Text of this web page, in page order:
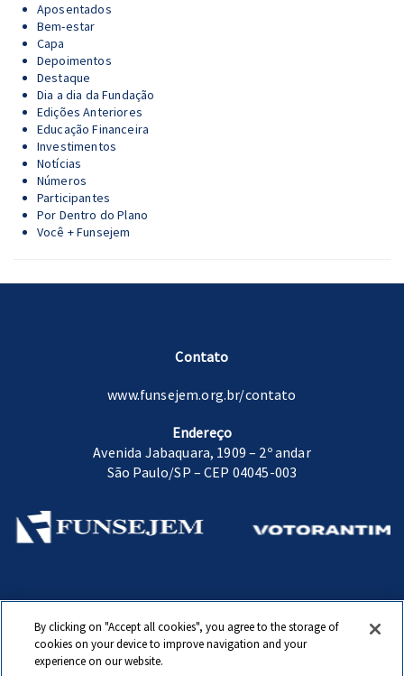
Aposentados
Bem-estar
Capa
Depoimentos
Destaque
Dia a dia da Fundação
Edições Anteriores
Educação Financeira
Investimentos
Notícias
Números
Participantes
Por Dentro do Plano
Você + Funsejem
Contato
www.funsejem.org.br/contato
Endereço
Avenida Jabaquara, 1909 – 2º andar
São Paulo/SP – CEP 04045-003
www.funsejem.org.br
© Copyright 2020 Fundação Sen. José Ermírio de Moraes. Todos direitos
By clicking on "Accept all cookies", you agree to the storage of
cookies on your device to improve navigation and your
experience on our website.